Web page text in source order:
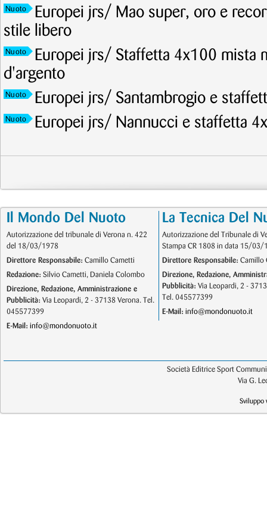
Nuoto
Europei jrs/ Mao super, oro e
stile libero
Nuoto
Europei jrs/ Staffetta 4x100 mista
d'argento
Nuoto Europei jrs/ Santambrogio e
Nuoto Europei jrs/ Nannucci e staffetta
Il Mondo Del Nuoto
Autorizzazione del tribunale di Verona n. 422
del 18/03/1978
Direttore Responsabile: Camillo Cametti
Redazione: Silvio Cametti, Daniela Colombo
Direzione, Redazione, Amministrazione e
Pubblicità: Via Leopardi, 2 - 37138 Verona. Tel.
045577399
E-Mail: info@mondonuoto.it
La Tecnica Del
Autorizzazione del Tribunale di
Stampa CR 1808 in data 15/03/
Direttore Responsabile: Camillo
Direzione, Redazione,
Pubblicità: Via Leopardi, 2 -
Tel. 045577399
E-Mail: info@mondonuoto.it
Società Editrice Sport
Via G.
Sviluppo